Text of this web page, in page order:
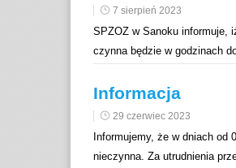
7 sierpień 2023
SPZOZ w Sanoku informuje,
czynna będzie w godzinach
Informacja
29 czerwiec 2023
Informujemy, że w dniach
nieczynna. Za utrudnienia